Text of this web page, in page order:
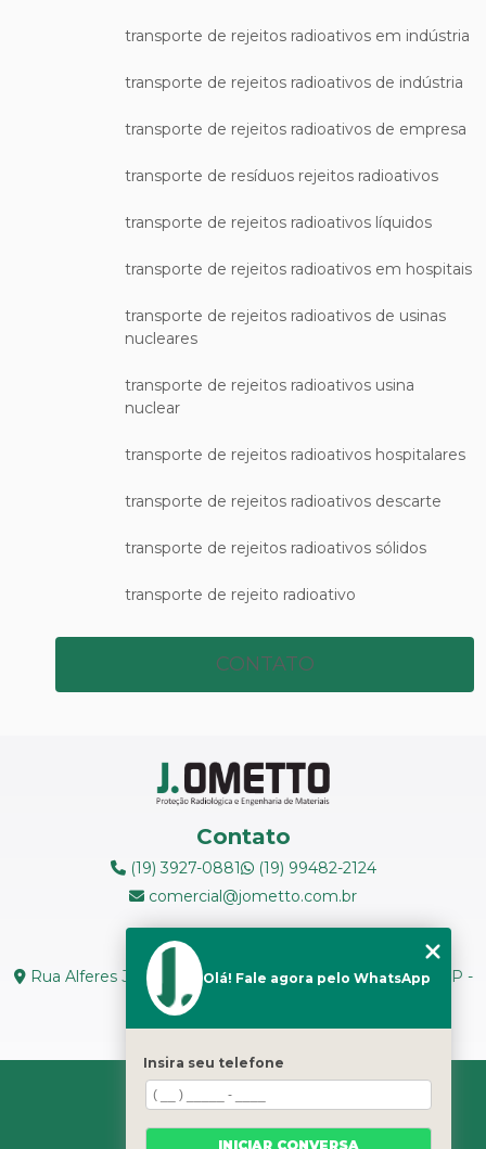
transporte de rejeitos radioativos em indústria
transporte de rejeitos radioativos de indústria
transporte de rejeitos radioativos de empresa
transporte de resíduos rejeitos radioativos
transporte de rejeitos radioativos líquidos
transporte de rejeitos radioativos em hospitais
transporte de rejeitos radioativos de usinas
nucleares
transporte de rejeitos radioativos usina
nuclear
transporte de rejeitos radioativos hospitalares
transporte de rejeitos radioativos descarte
transporte de rejeitos radioativos sólidos
transporte de rejeito radioativo
CONTATO
Contato
(19) 3927-0881
(19) 99482-2124
comercial@jometto.com.br
Endereço
Rua Alferes José Caetano, N 1665 - Centro Piracicaba - SP -
CEP: 13400-126
HOME
SOBRE NÓS
SERVIÇOS
Olá! Fale agora pelo WhatsApp
Insira seu telefone
INICIAR CONVERSA